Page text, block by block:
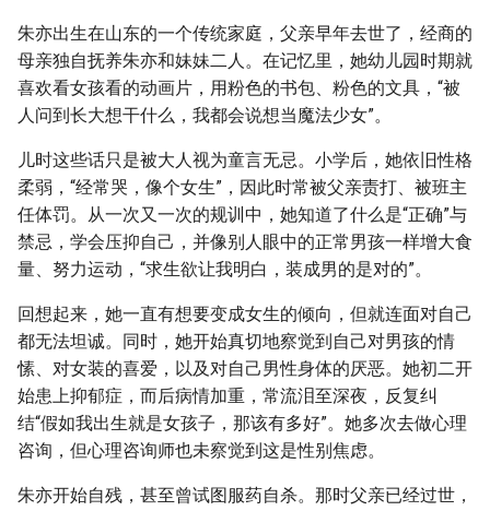
朱亦出生在山东的一个传统家庭，父亲早年去世了，经商的
母亲独自抚养朱亦和妹妹二人。在记忆里，她幼儿园时期就
喜欢看女孩看的动画片，用粉色的书包、粉色的文具，“被
人问到长大想干什么，我都会说想当魔法少女”。
儿时这些话只是被大人视为童言无忌。小学后，她依旧性格
柔弱，“经常哭，像个女生”，因此时常被父亲责打、被班主
任体罚。从一次又一次的规训中，她知道了什么是“正确”与
禁忌，学会压抑自己，并像别人眼中的正常男孩一样增大食
量、努力运动，“求生欲让我明白，装成男的是对的”。
回想起来，她一直有想要变成女生的倾向，但就连面对自己
都无法坦诚。同时，她开始真切地察觉到自己对男孩的情
愫、对女装的喜爱，以及对自己男性身体的厌恶。她初二开
始患上抑郁症，而后病情加重，常流泪至深夜，反复纠
结“假如我出生就是女孩子，那该有多好”。她多次去做心理
咨询，但心理咨询师也未察觉到这是性别焦虑。
朱亦开始自残，甚至曾试图服药自杀。那时父亲已经过世，